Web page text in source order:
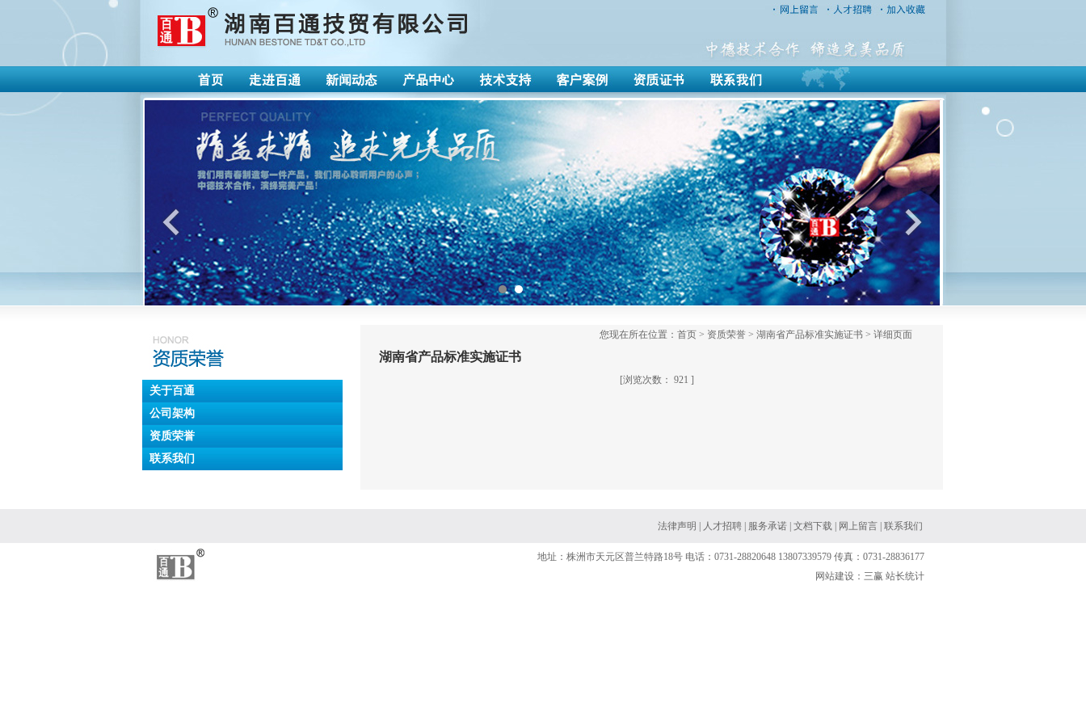
关于百通
公司架构
资质荣誉
联系我们
您现在所在位置：首页 > 资质荣誉 > 湖南省产品标准实施证书 > 详细页面
湖南省产品标准实施证书
[浏览次数： 921 ]
法律声明 人才招聘 服务承诺 文档下载 网上留言 联系我们
地址：株洲市天元区普兰特路18号 电话：0731-28820648 13807339579 传真：0731-28836177
网站建设：三赢 站长统计